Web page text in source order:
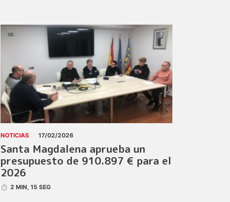
NOTICIAS 17/02/2026
Santa Magdalena aprueba un
presupuesto de 910.897 € para el
2026
2 MIN, 15 SEG